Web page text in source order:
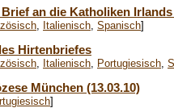
an die Katholiken Irlands
, Italienisch, Spanisch]
Hirtenbriefes
Italienisch Portugiesisch
München (13.03.10)
]